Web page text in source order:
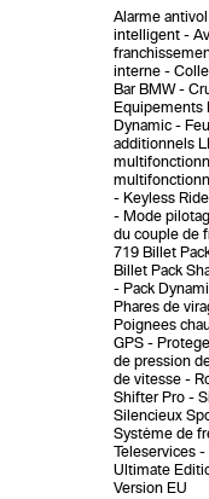
Alarme antivol
intelligent
interne
Bar BMW
Equipements
Dynamic
additionnels
Keyless Ride
Mode
du couple de
719 Billet
Billet Pack
Pack
Phares de
Poignees
GPS
de pression
de vitesse
Shifter Pro
Silencieux
Système de
Teleservices
Ultimate
Version EU